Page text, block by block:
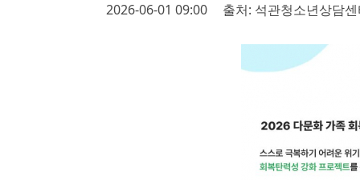
2026-06-01 09:00 출처: 석관청소년상담센